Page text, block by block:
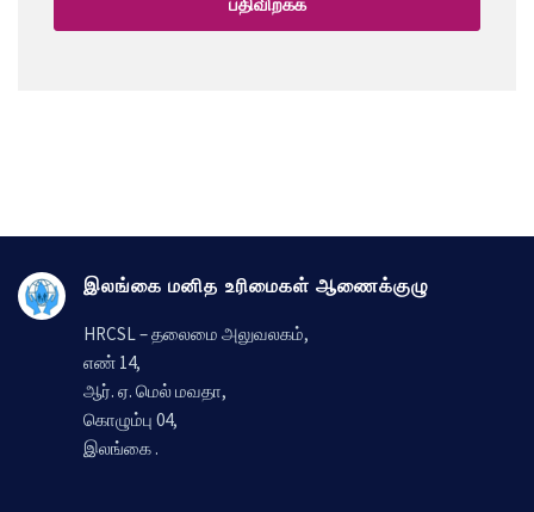
பதிவிறக்க
இலங்கை மனித உரிமைகள் ஆணைக்குழு
HRCSL – தலைமை அலுவலகம்,
எண் 14,
ஆர். ஏ. மெல் மவதா,
கொழும்பு 04,
இலங்கை .